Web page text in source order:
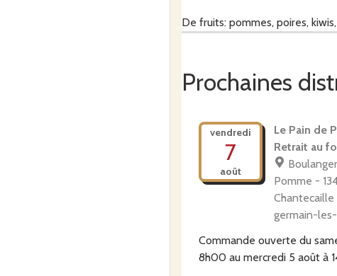
De fruits: pommes, poires,
d'oeufs fermiers bio
De légumes
Dans notre magasin, il y
Prochaines
vendredi
7
août
Le Pain de
Retrait au
Pomme -
germain-
Commande ouverte du
8h00 au mercredi 5 août à